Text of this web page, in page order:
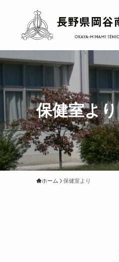
保健室より
ホーム 保健室より